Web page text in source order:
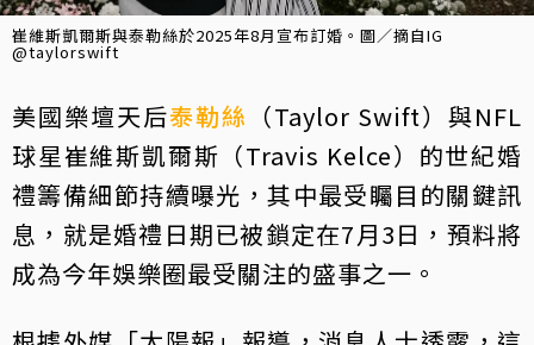
崔維斯凱爾斯與泰勒絲於2025年8月宣布訂婚。圖／摘自IG
@taylorswift
美國樂壇天后泰勒絲 （Taylor Swift）與NFL
球星崔維斯凱爾斯（Travis Kelce）的世紀婚
禮籌備細節持續曝光，其中最受矚目的關鍵訊
息，就是婚禮日期已被鎖定在7月3日，預料將
成為今年娛樂圈最受關注的盛事之一。